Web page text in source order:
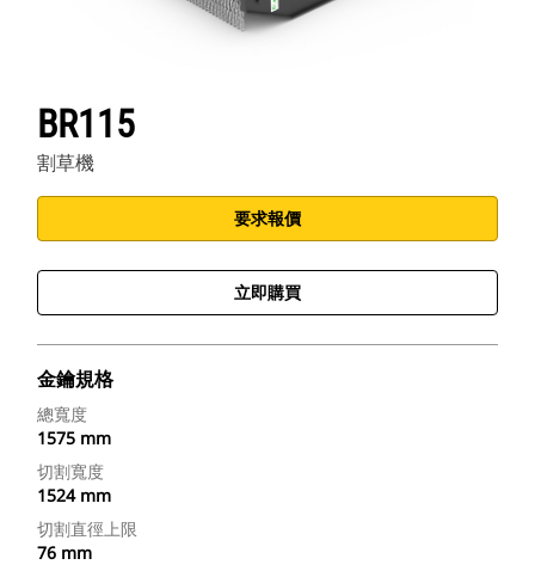
BR115
割草機
要求報價
立即購買
金鑰規格
總寬度
1575 mm
切割寬度
1524 mm
切割直徑上限
76 mm